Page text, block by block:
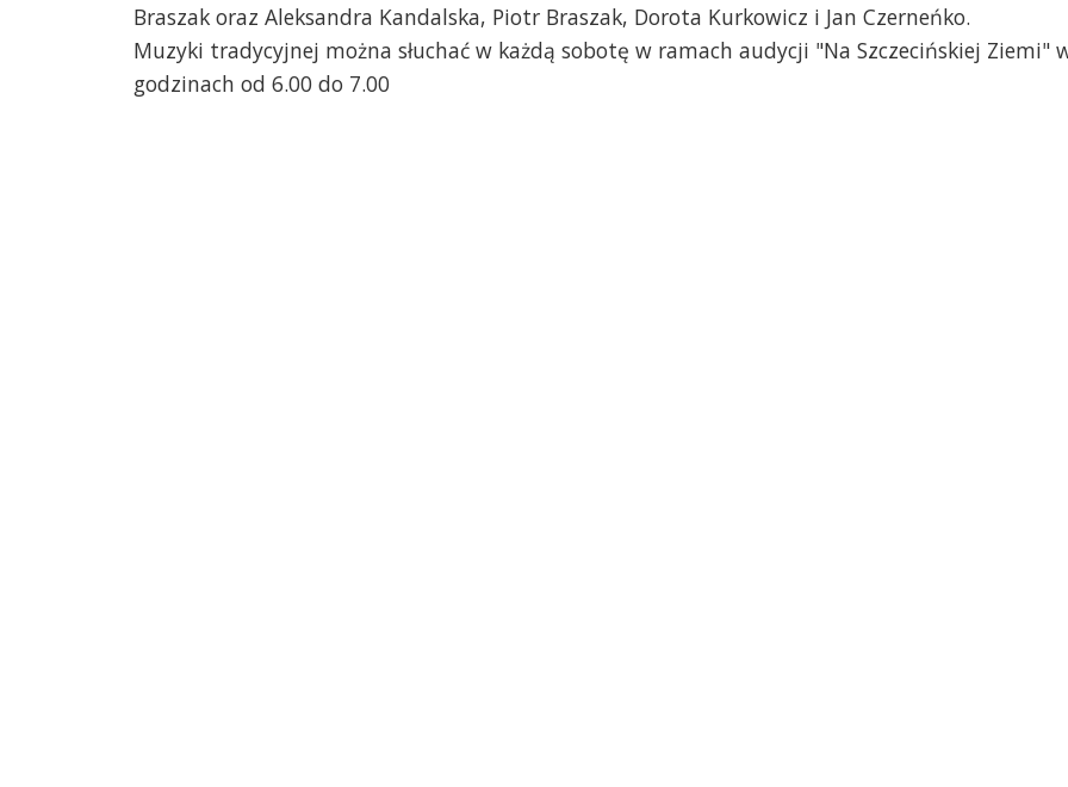
Braszak oraz Aleksandra Kandalska, Piotr Braszak, Dorota Kurkowicz i Jan Czerneńko.
Muzyki tradycyjnej można słuchać w każdą sobotę w ramach audycji "Na Szczecińskiej Ziemi"
godzinach od 6.00 do 7.00